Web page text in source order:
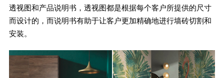
透视图和产品说明书，透视图都是根据每个客户所提供的尺寸
而设计的，而说明书有助于让客户更加精确地进行墙砖切割和
安装。